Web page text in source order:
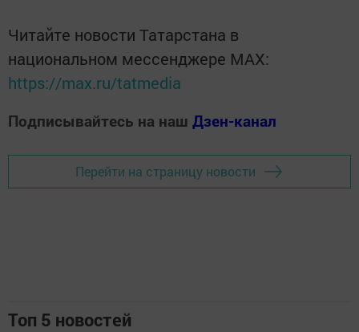
Читайте новости Татарстана в
национальном мессенджере MАХ:
https://max.ru/tatmedia
Подписывайтесь на наш Дзен-канал
Перейти на страницу новости
Топ 5 новостей